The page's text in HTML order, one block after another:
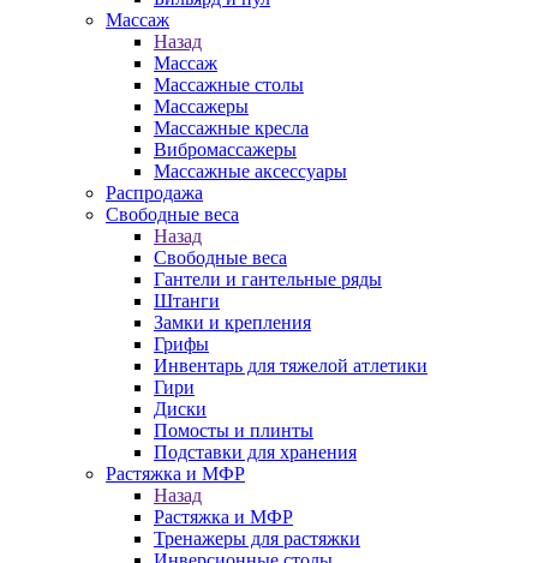
Массаж
Назад
Массаж
Массажные столы
Массажеры
Массажные кресла
Вибромассажеры
Массажные аксессуары
Распродажа
Свободные веса
Назад
Свободные веса
Гантели и гантельные ряды
Штанги
Замки и крепления
Грифы
Инвентарь для тяжелой атлетики
Гири
Диски
Помосты и плинты
Подставки для хранения
Растяжка и МФР
Назад
Растяжка и МФР
Тренажеры для растяжки